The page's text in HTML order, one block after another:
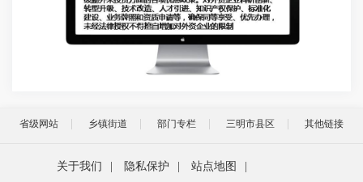
省级网站 乡镇街道 部门专栏 三明市县区 其他链接
关于我们 隐私保护 站点地图